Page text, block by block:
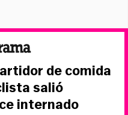
de comida
salió
internado